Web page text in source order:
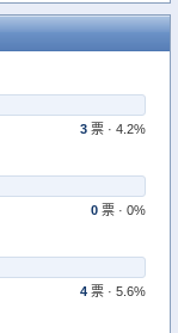
3 票 · 4.2%
0 票 · 0%
4 票 · 5.6%